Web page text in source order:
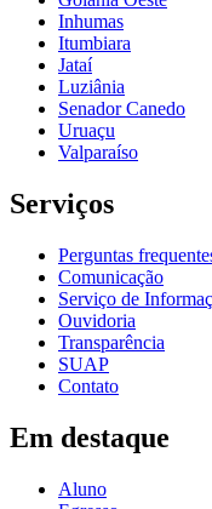
Inhumas
Itumbiara
Jataí
Luziânia
Senador Canedo
Uruaçu
Valparaíso
Serviços
Perguntas
Comunicação
Serviço de
Ouvidoria
Transparência
SUAP
Contato
Em destaque
Aluno